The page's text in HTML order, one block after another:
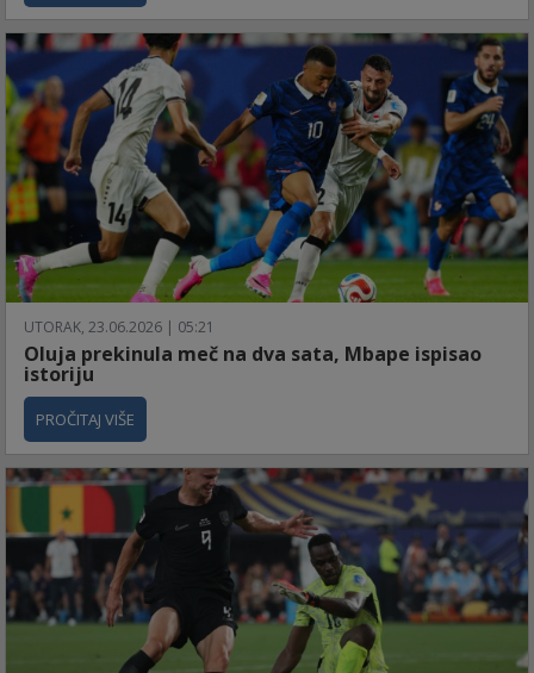
UTORAK, 23.06.2026 | 05:21
Oluja prekinula meč na dva sata, Mbape ispisao
istoriju
PROČITAJ VIŠE